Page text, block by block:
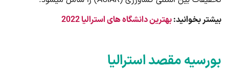
بیشتر بخوانید:بهترین دانشگاه های استرالیا 2022
بورسیه مقصد استرالیا